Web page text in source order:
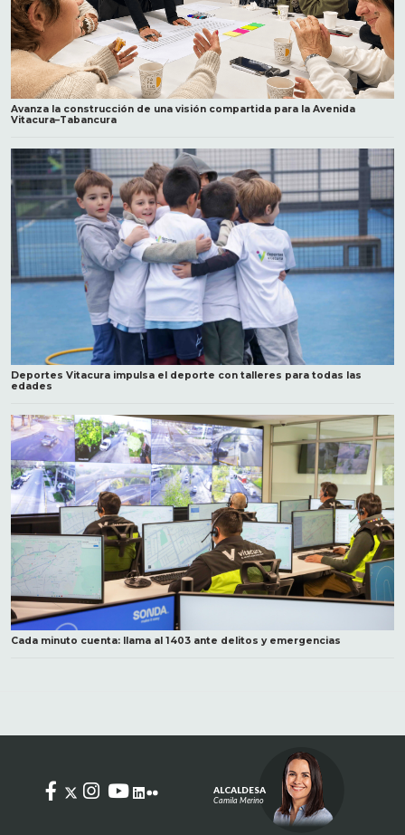
Avanza la construcción de una visión compartida para la Avenida
Vitacura–Tabancura
Deportes Vitacura impulsa el deporte con talleres para todas las
edades
Cada minuto cuenta: llama al 1403 ante delitos y emergencias
ALCALDESA
Camila Merino